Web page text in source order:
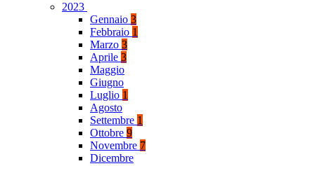
2023
Gennaio 3
Febbraio 1
Marzo 3
Aprile 3
Maggio
Giugno
Luglio 1
Agosto
Settembre 1
Ottobre 9
Novembre 7
Dicembre